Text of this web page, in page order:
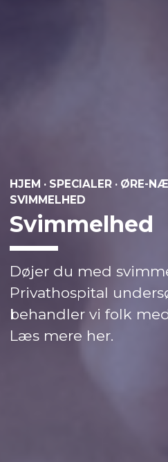
HJEM · SPECIALER · ØRE-
SVIMMELHED
Svimmelhed
Døjer du med
Privathospital
behandler vi folk
Læs mere her.